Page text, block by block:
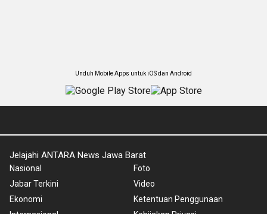
Unduh Mobile Apps untuk iOS dan Android
Jelajahi ANTARA News Jawa Barat
Nasional
Jabar Terkini
Ekonomi
Foto
Video
Ketentuan Penggunaan